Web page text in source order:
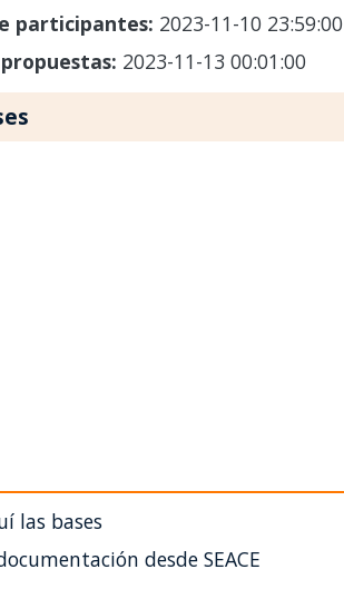
participantes: 2023-11-10 23:59:00
2023-11-13 00:01:00
las bases
desde SEACE